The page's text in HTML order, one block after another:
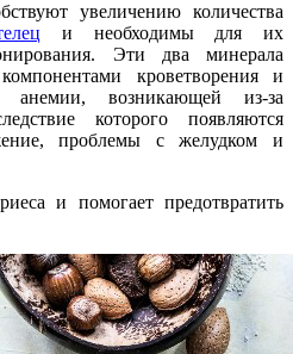
увеличению количества
и необходимы для их
Эти два минерала
кроветворения и
анемии, возникающей из-за
которого появляются
проблемы с желудком и
и помогает предотвратить